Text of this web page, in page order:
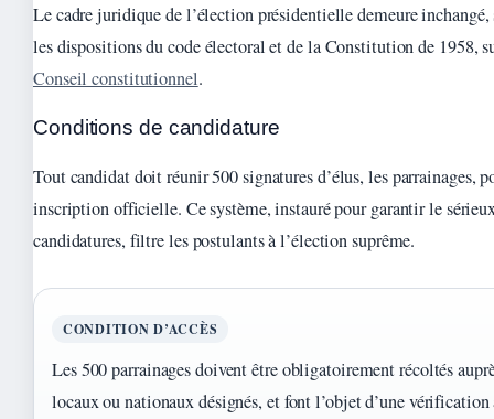
Le cadre juridique de l’élection présidentielle demeure inchangé,
les dispositions du code électoral et de la Constitution de 1958,
Conseil constitutionnel.
Conditions de candidature
Tout candidat doit réunir 500 signatures d’élus, les parrainages,
inscription officielle. Ce système, instauré pour garantir le
candidatures, filtre les postulants à l’élection suprême.
CONDITION D’ACCÈS
Les 500 parrainages doivent être obligatoirement récoltés
locaux ou nationaux désignés, et font l’objet d’une